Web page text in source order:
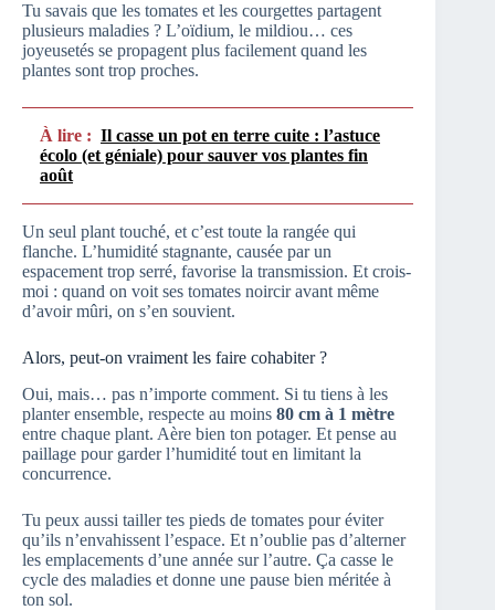
Tu savais que les tomates et les courgettes partagent
plusieurs maladies ? L’oïdium, le mildiou… ces
joyeusetés se propagent plus facilement quand les
plantes sont trop proches.
À lire : Il casse un pot en terre cuite : l’astuce
écolo (et géniale) pour sauver vos plantes fin
août
Un seul plant touché, et c’est toute la rangée qui
flanche. L’humidité stagnante, causée par un
espacement trop serré, favorise la transmission. Et crois-
moi : quand on voit ses tomates noircir avant même
d’avoir mûri, on s’en souvient.
Alors, peut-on vraiment les faire cohabiter ?
Oui, mais… pas n’importe comment. Si tu tiens à les
planter ensemble, respecte au moins 80 cm à 1 mètre
entre chaque plant. Aère bien ton potager. Et pense au
paillage pour garder l’humidité tout en limitant la
concurrence.
Tu peux aussi tailler tes pieds de tomates pour éviter
qu’ils n’envahissent l’espace. Et n’oublie pas d’alterner
les emplacements d’une année sur l’autre. Ça casse le
cycle des maladies et donne une pause bien méritée à
ton sol.